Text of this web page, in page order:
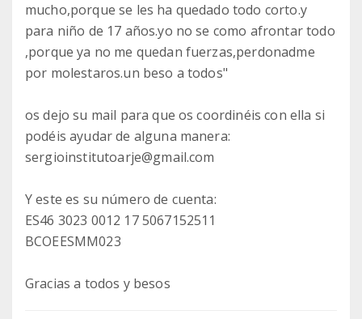
mucho,porque se les ha quedado todo corto.y
para niño de 17 años.yo no se como afrontar todo
,porque ya no me quedan fuerzas,perdonadme
por molestaros.un beso a todos"
os dejo su mail para que os coordinéis con ella si
podéis ayudar de alguna manera:
sergioinstitutoarje@gmail.com
Y este es su número de cuenta:
ES46 3023 0012 17 5067152511
BCOEESMM023
Gracias a todos y besos